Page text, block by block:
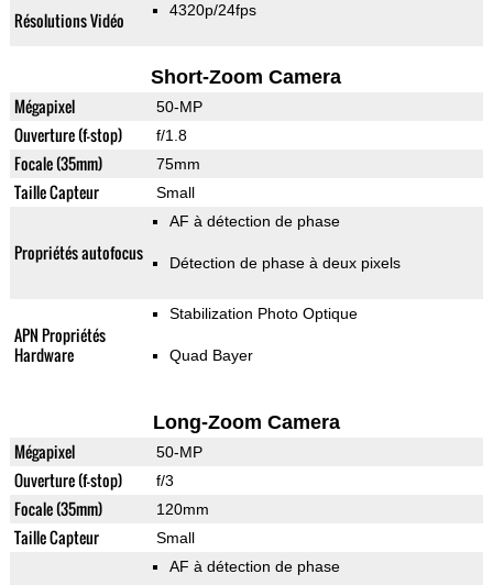
Résolutions Vidéo 4320p/24fps
Short-Zoom Camera
Mégapixel 50-MP
Ouverture (f-stop) f/1.8
Focale (35mm) 75mm
Taille Capteur Small
Propriétés autofocus
AF à détection de phase
Détection de phase à deux pixels
APN Propriétés
Hardware
Stabilization Photo Optique
Quad Bayer
Long-Zoom Camera
Mégapixel 50-MP
Ouverture (f-stop) f/3
Focale (35mm) 120mm
Taille Capteur Small
AF à détection de phase